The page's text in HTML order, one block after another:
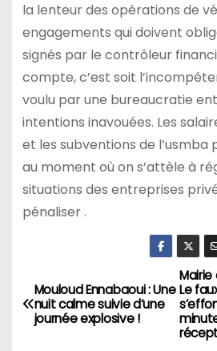
la lenteur des opérations de
engagements qui doivent
signés par le contrôleur
compte, c’est soit
voulu par une bureaucratie
intentions inavouées. Les
et les subventions de
au moment où on s’attèle à
situations des entreprises
pénaliser .
N
a
Mairie
Le
Mouloud Ennabaoui : Une
nuit calme suivie d’une
journée explosive !